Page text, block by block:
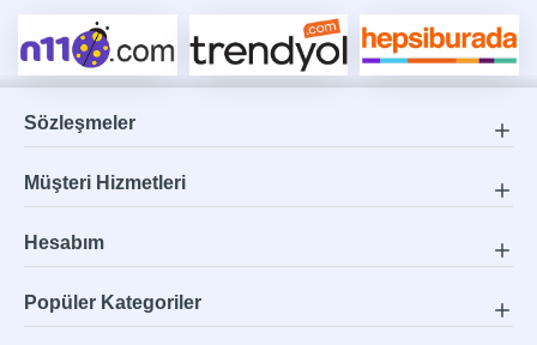
Sözleşmeler
Müşteri Hizmetleri
Hesabım
Popüler Kategoriler